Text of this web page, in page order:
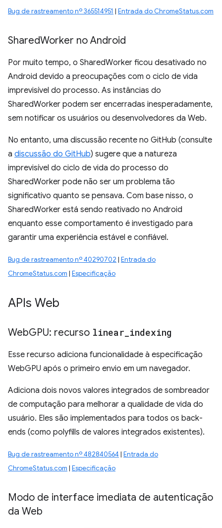
Bug de rastreamento nº 365514951 | Entrada do ChromeStatus.com
SharedWorker no Android
Por muito tempo, o SharedWorker ficou desativado no
Android devido a preocupações com o ciclo de vida
imprevisível do processo. As instâncias do
SharedWorker podem ser encerradas inesperadamente,
sem notificar os usuários ou desenvolvedores da Web.
No entanto, uma discussão recente no GitHub (consulte
a discussão do GitHub) sugere que a natureza
imprevisível do ciclo de vida do processo do
SharedWorker pode não ser um problema tão
significativo quanto se pensava. Com base nisso, o
SharedWorker está sendo reativado no Android
enquanto esse comportamento é investigado para
garantir uma experiência estável e confiável.
Bug de rastreamento nº 40290702 | Entrada do
ChromeStatus.com | Especificação
APIs Web
WebGPU: recurso linear indexing
Esse recurso adiciona funcionalidade à especificação
WebGPU após o primeiro envio em um navegador.
Adiciona dois novos valores integrados de sombreador
de computação para melhorar a qualidade de vida do
usuário. Eles são implementados para todos os back-
ends (como polyfills de valores integrados existentes).
Bug de rastreamento nº 482840564 | Entrada do
ChromeStatus.com | Especificação
Modo de interface imediata de autenticação
da Web